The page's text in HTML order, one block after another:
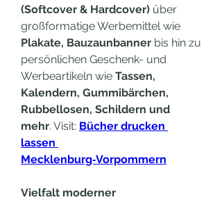
(Softcover & Hardcover) über
Plakate, Bauzaunbanner bis hin zu
persönlichen Geschenk- und
Werbeartikeln wie Tassen,
Kalendern, Gummibärchen,
Rubbellosen, Schildern und
mehr. Visit: Bücher drucken
lassen
Mecklenburg‑Vorpommern
Vielfalt moderner